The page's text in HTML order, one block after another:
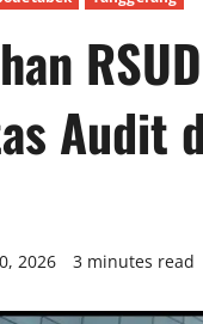
Audit
2026 3 minutes read